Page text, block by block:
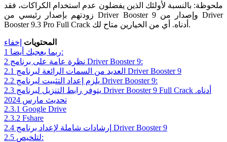
ملحوظة: بالنسبة لأولئك الذين يفضلون عدم استخدام الكراكات، فقد
زودتهم بإصدار رئيسي من Driver Booster 9 وإصدار من Driver
Booster 9.3 Pro Full Crack أدناه. أي من الخيارين متاح لك.
المحتويات إخفاء
1
ربما يعجبك أيضا:
2
نظرة عامة على برنامج Driver Booster 9:
2.1
العديد من السمات الرائعة لبرنامج Driver Booster 9
2.2
يلزم إعداد التثبيت لبرنامج Driver Booster 9:
2.3 يتوفر رابط التنزيل لبرنامج Driver Booster 9 Full Crack أدناه.
تحديث مارس 2024
2.3.1 Google Drive
2.3.2 Fshare
2.4
إرشادات شاملة لإعداد برنامج Driver Booster 9
2.5
لتلخيص: